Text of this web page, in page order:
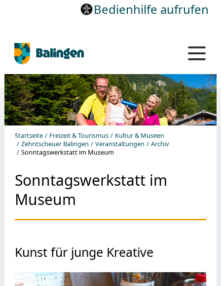
Bedienhilfe aufrufen
Startseite Freizeit & Tourismus
Kultur & Museen
Zehntscheuer Balingen
Veranstaltungen
Archiv
Sonntagswerkstatt im Museum
Sonntagswerkstatt im
Museum
Kunst für junge Kreative